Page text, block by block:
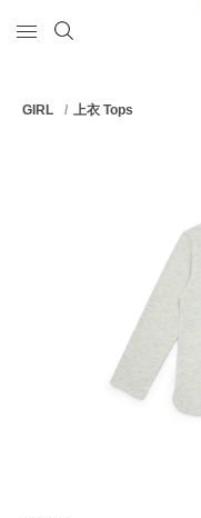
GIRL 上衣 Tops